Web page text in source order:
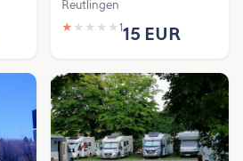
Reutlingen
★ ★ ★ ★ ★ 115 EUR